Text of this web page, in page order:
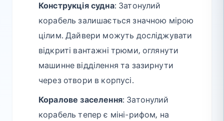
Конструкція судна: Затонулий
корабель залишається значною мірою
цілим. Дайвери можуть досліджувати
відкриті вантажні трюми, оглянути
машинне відділення та зазирнути
через отвори в корпусі.
Коралове заселення: Затонулий
корабель тепер є міні-рифом, на